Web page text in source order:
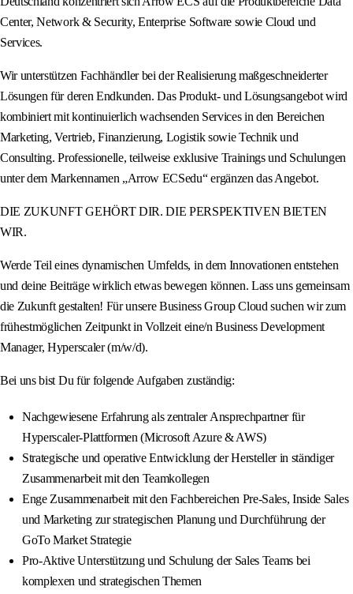
Center, Network & Security, Enterprise Software sowie Cloud und
Services.
Wir unterstützen Fachhändler bei der Realisierung maßgeschneiderter
Lösungen für deren Endkunden. Das Produkt- und Lösungsangebot wird
kombiniert mit kontinuierlich wachsenden Services in den Bereichen
Marketing, Vertrieb, Finanzierung, Logistik sowie Technik und
Consulting. Professionelle, teilweise exklusive Trainings und Schulungen
unter dem Markennamen „Arrow ECSedu“ ergänzen das Angebot.
DIE ZUKUNFT GEHÖRT DIR. DIE PERSPEKTIVEN BIETEN
WIR.
Werde Teil eines dynamischen Umfelds, in dem Innovationen entstehen
und deine Beiträge wirklich etwas bewegen können. Lass uns gemeinsam
die Zukunft gestalten! Für unsere Business Group Cloud suchen wir zum
frühestmöglichen Zeitpunkt in Vollzeit eine/n Business Development
Manager, Hyperscaler (m/w/d).
Bei uns bist Du für folgende Aufgaben zuständig:
Nachgewiesene Erfahrung als zentraler Ansprechpartner für
Hyperscaler-Plattformen (Microsoft Azure & AWS)
Strategische und operative Entwicklung der Hersteller in ständiger
Zusammenarbeit mit den Teamkollegen
Enge Zusammenarbeit mit den Fachbereichen Pre-Sales, Inside Sales
und Marketing zur strategischen Planung und Durchführung der
GoTo Market Strategie
Pro-Aktive Unterstützung und Schulung der Sales Teams bei
komplexen und strategischen Themen